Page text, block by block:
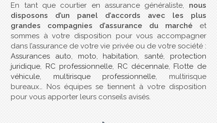
En tant que courtier en assurance généraliste, nous
disposons d’un panel d’accords avec les plus
grandes compagnies d’assurance du marché et
sommes à votre disposition pour vous accompagner
dans l’assurance de votre vie privée ou de votre société :
Assurances auto, moto, habitation, santé, protection
juridique, RC professionnelle, RC décennale,Flotte de
véhicule, multirisque professionnelle, multirisque
bureaux… Nos équipes se tiennent à votre disposition
pour vous apporter leurs conseils avisés.